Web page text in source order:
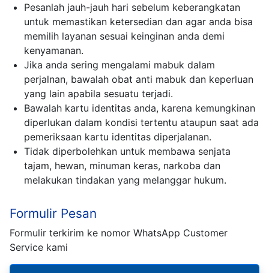
Pesanlah jauh-jauh hari sebelum keberangkatan
untuk memastikan ketersedian dan agar anda bisa
memilih layanan sesuai keinginan anda demi
kenyamanan.
Jika anda sering mengalami mabuk dalam
perjalnan, bawalah obat anti mabuk dan keperluan
yang lain apabila sesuatu terjadi.
Bawalah kartu identitas anda, karena kemungkinan
diperlukan dalam kondisi tertentu ataupun saat ada
pemeriksaan kartu identitas diperjalanan.
Tidak diperbolehkan untuk membawa senjata
tajam, hewan, minuman keras, narkoba dan
melakukan tindakan yang melanggar hukum.
Formulir Pesan
Formulir terkirim ke nomor WhatsApp Customer
Service kami